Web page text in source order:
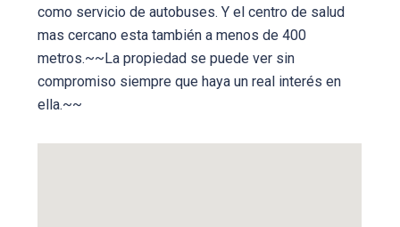
como servicio de autobuses. Y el centro de salud
mas cercano esta también a menos de 400
metros.~~La propiedad se puede ver sin
compromiso siempre que haya un real interés en
ella.~~